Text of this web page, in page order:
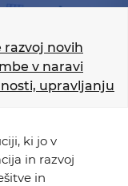
novih
v naravi
upravljanju
ki jo v
in razvoj
in